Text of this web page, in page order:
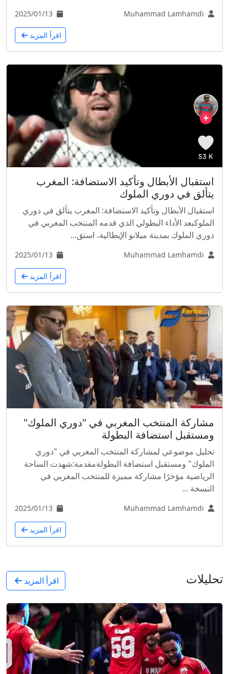
اقرأ المزيد
استقبال الأبطال وتأكيد الاستضافة: المغرب
يتألق في دوري الملوك
استقبال الأبطال وتأكيد الاستضافة: المغرب يتألق في دوري
الملوكبعد الأداء البطولي الذي قدمه المنتخب المغربي في
دوري الملوك بمدينة ميلانو الإيطالية، استق...
اقرأ المزيد
مشاركة المنتخب المغربي في "دوري الملوك"
ومستقبل استضافة البطولة
تحليل موضوعي لمشاركة المنتخب المغربي في "دوري
الملوك" ومستقبل استضافة البطولةمقدمة:شهدت الساحة
الرياضية مؤخرًا مشاركة مميزة للمنتخب المغربي في
النسخة ...
اقرأ المزيد
تحليلات اقرأ المزيد